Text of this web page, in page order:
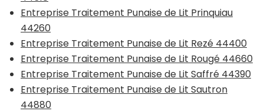
Entreprise Traitement Punaise de Lit Prinquiau
44260
Entreprise Traitement Punaise de Lit Rezé 44400
Entreprise Traitement Punaise de Lit Rougé 44660
Entreprise Traitement Punaise de Lit Saffré 44390
Entreprise Traitement Punaise de Lit Sautron
44880